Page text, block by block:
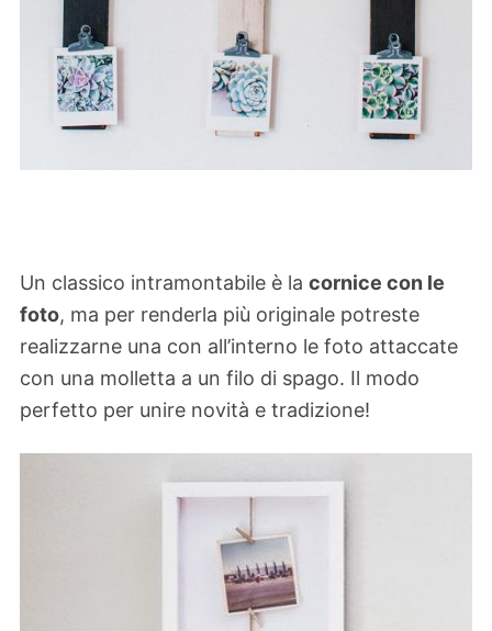
Un classico intramontabile è la cornice con le
foto, ma per renderla più originale potreste
realizzarne una con all’interno le foto attaccate
con una molletta a un filo di spago. Il modo
perfetto per unire novità e tradizione!